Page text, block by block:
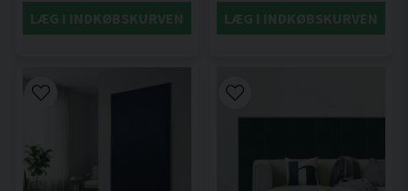
LÆG I INDKØBSKURVEN LÆG I INDKØBSKURVEN